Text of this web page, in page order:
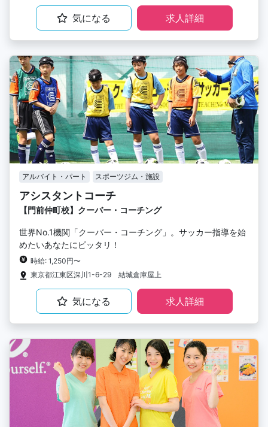
気になる 求人詳細
アルバイト・パート スポーツジム・施設
アシスタントコーチ
【門前仲町校】クーバー・コーチング
世界No.1機関「クーバー・コーチング」。サッカー指導を始
めたいあなたにピッタリ！
時給: 1,250円〜
東京都江東区深川1-6-29 結城倉庫屋上
気になる 求人詳細